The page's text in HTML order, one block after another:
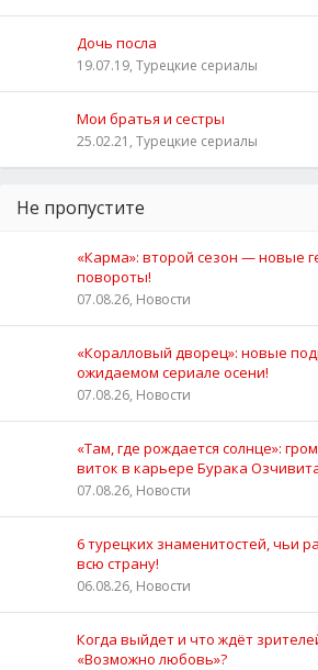
Дочь посла
19.07.19, Турецкие сериалы
Мои братья и сестры
25.02.21, Турецкие сериалы
Не пропустите
«Карма»: второй сезон — новые
повороты!
07.08.26, Новости
«Коралловый дворец»: новые
ожидаемом сериале осени!
07.08.26, Новости
«Там, где рождается солнце»:
виток в карьере Бурака
07.08.26, Новости
6 турецких знаменитостей, чьи
всю страну!
06.08.26, Новости
Когда выйдет и что ждёт
«Возможно любовь»?